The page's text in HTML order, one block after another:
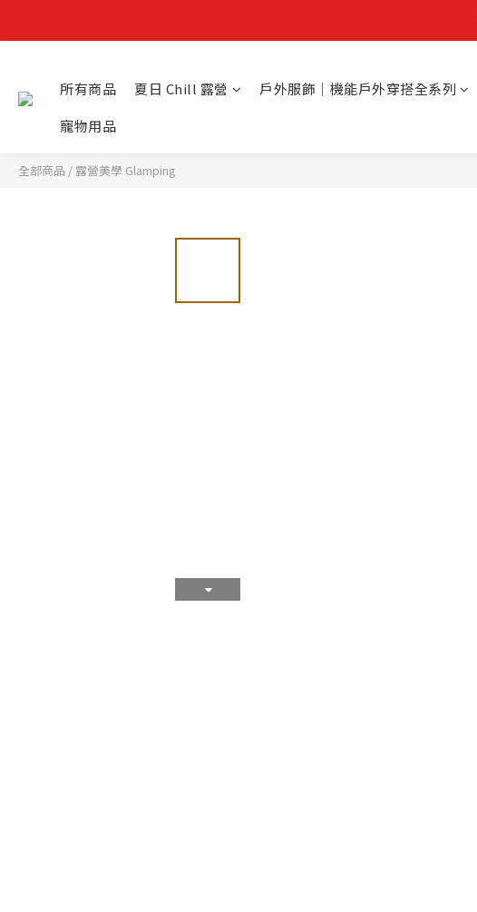
所有商品 夏日 Chill 露營 戶外服飾｜機能戶外穿搭全系列
寵物用品
全部商品 / 露營美學 Glamping